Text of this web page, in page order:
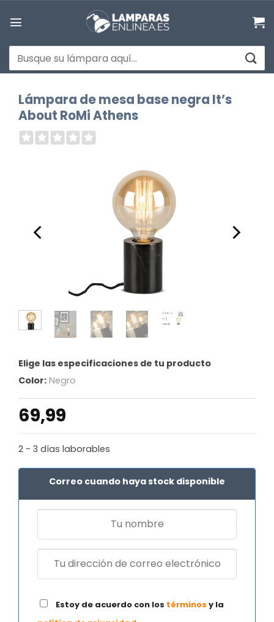
Buscar
por:
Lámpara de mesa base negra It’s
About RoMi Athens
Elige las especificaciones de tu producto
Color: Negro
69,99
2 - 3 días laborables
Correo cuando haya stock disponible
Estoy de acuerdo con los términos y la